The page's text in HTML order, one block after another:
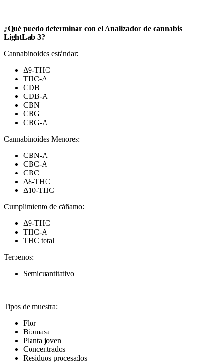
¿Qué puedo determinar con el Analizador de cannabis
LightLab 3?
Cannabinoides estándar:
Δ9-THC
THC-A
CDB
CDB-A
CBN
CBG
CBG-A
Cannabinoides Menores:
CBN-A
CBC-A
CBC
Δ8-THC
Δ10-THC
Cumplimiento de cáñamo:
Δ9-THC
THC-A
THC total
Terpenos:
Semicuantitativo
Tipos de muestra:
Flor
Biomasa
Planta joven
Concentrados
Residuos procesados